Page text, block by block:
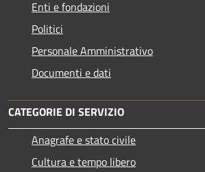
Enti e fondazioni
Politici
Personale Amministrativo
Documenti e dati
CATEGORIE DI SERVIZIO
Anagrafe e stato civile
Cultura e tempo libero